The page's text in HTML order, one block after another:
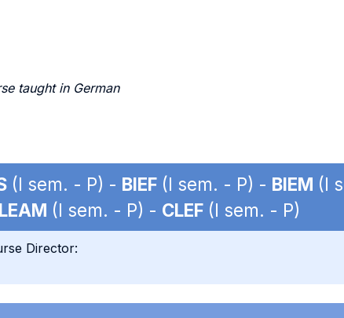
taught in German
(I sem. - P) - BIEF (I sem. - P) - BIEM (I
(I sem. - P) - CLEF (I sem. - P)
Director: